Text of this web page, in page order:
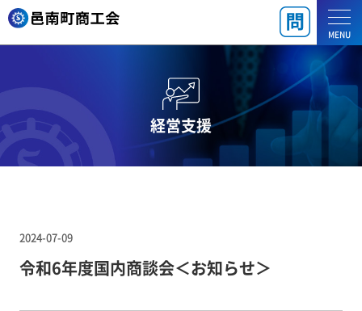
MENU
経営支援
2024-07-09
令和6年度国内商談会＜お知らせ＞